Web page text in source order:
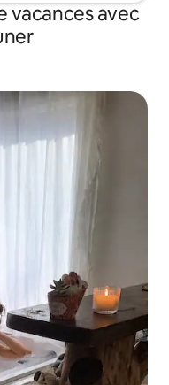
vacances avec